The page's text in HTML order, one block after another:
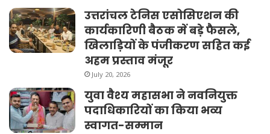
उत्तरांचल टेनिस एसोसिएशन की
कार्यकारिणी बैठक में बड़े फैसले,
खिलाड़ियों के पंजीकरण सहित कई
अहम प्रस्ताव मंजूर
July 20, 2026
युवा वैश्य महासभा ने नवनियुक्त
पदाधिकारियों का किया भव्य
स्वागत-सम्मान